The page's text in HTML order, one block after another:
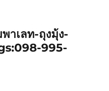
าเลท-ถุงมุ้ง-
995-